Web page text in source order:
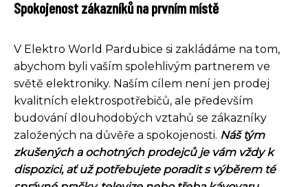
Spokojenost zákazníků na prvním místě
V Elektro World Pardubice si zakládáme na tom,
abychom byli vaším spolehlivým partnerem ve
světě elektroniky. Naším cílem není jen prodej
kvalitních elektrospotřebičů, ale především
budování dlouhodobých vztahů se zákazníky
založených na důvěře a spokojenosti. Náš tým
zkušených a ochotných prodejců je vám vždy k
dispozici, ať už potřebujete poradit s výběrem té